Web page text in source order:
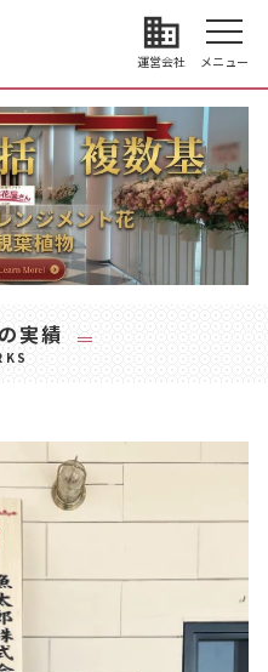
business
運営会社 メニュー
実績